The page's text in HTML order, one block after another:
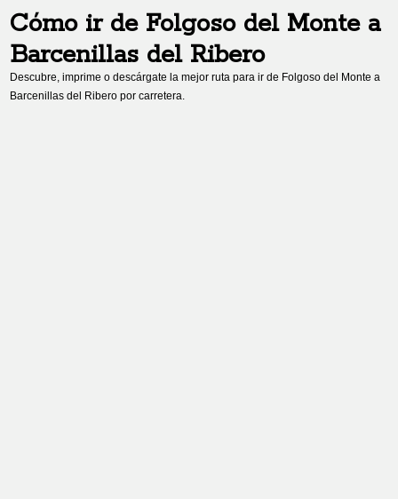
Cómo ir de Folgoso del Montea
Barcenillas del Ribero
Descubre, imprime o descárgate la mejor ruta para ir de Folgoso del Monte a
Barcenillas del Ribero por carretera.